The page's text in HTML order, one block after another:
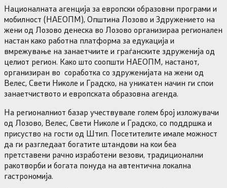
Националната агенција за европски образовни програми и
мобилност (НАЕОПМ), Општина Лозово и Здружението на
жени од Лозово денеска во Лозово организираа регионален
настан како работна платформа за едукација и
вмрежување на занаетчиите и граѓанските здруженија од
целиот регион. Како што соопшти НАЕОПМ, настанот,
организиран во соработка со здруженијата на жени од
Велес, Свети Николе и Градско, на уникатен начин ги спои
занаетчиството и европската образовна агенда.
На регионалниот базар учествувале голем број изложувачи
од Лозово, Велес, Свети Николе и Градско, со поддршка и
присуство на гости од Штип. Посетителите имале можност
да ги разгледаат богатите штандови на кои беа
претставени рачно изработени везови, традиционални
ракотворби и богата понуда на автентична локална
гастрономија.